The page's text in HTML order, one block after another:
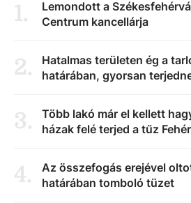
1.
Lemondott a
Centrum kancellárja
2.
Hatalmas területen ég a
határában, gyorsan
3.
Több lakó már el kellett
házak felé terjed a tűz
4.
Az összefogás erejével
határában tomboló tüzet